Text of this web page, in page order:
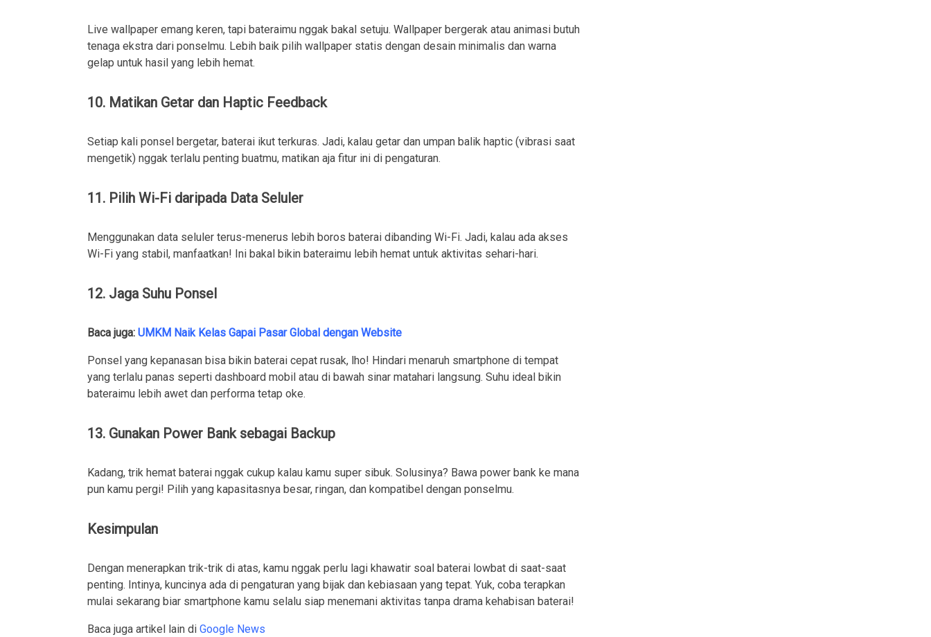
Live wallpaper emang keren, tapi bateraimu nggak bakal setuju. Wallpaper bergerak atau animasi butuh
tenaga ekstra dari ponselmu. Lebih baik pilih wallpaper statis dengan desain minimalis dan warna
gelap untuk hasil yang lebih hemat.
10. Matikan Getar dan Haptic Feedback
Setiap kali ponsel bergetar, baterai ikut terkuras. Jadi, kalau getar dan umpan balik haptic (vibrasi saat
mengetik) nggak terlalu penting buatmu, matikan aja fitur ini di pengaturan.
11. Pilih Wi-Fi daripada Data Seluler
Menggunakan data seluler terus-menerus lebih boros baterai dibanding Wi-Fi. Jadi, kalau ada akses
Wi-Fi yang stabil, manfaatkan! Ini bakal bikin bateraimu lebih hemat untuk aktivitas sehari-hari.
12. Jaga Suhu Ponsel
Baca juga: UMKM Naik Kelas Gapai Pasar Global dengan Website
Ponsel yang kepanasan bisa bikin baterai cepat rusak, lho! Hindari menaruh smartphone di tempat
yang terlalu panas seperti dashboard mobil atau di bawah sinar matahari langsung. Suhu ideal bikin
bateraimu lebih awet dan performa tetap oke.
13. Gunakan Power Bank sebagai Backup
Kadang, trik hemat baterai nggak cukup kalau kamu super sibuk. Solusinya? Bawa power bank ke mana
pun kamu pergi! Pilih yang kapasitasnya besar, ringan, dan kompatibel dengan ponselmu.
Kesimpulan
Dengan menerapkan trik-trik di atas, kamu nggak perlu lagi khawatir soal baterai lowbat di saat-saat
penting. Intinya, kuncinya ada di pengaturan yang bijak dan kebiasaan yang tepat. Yuk, coba terapkan
mulai sekarang biar smartphone kamu selalu siap menemani aktivitas tanpa drama kehabisan baterai!
Baca juga artikel lain di Google News